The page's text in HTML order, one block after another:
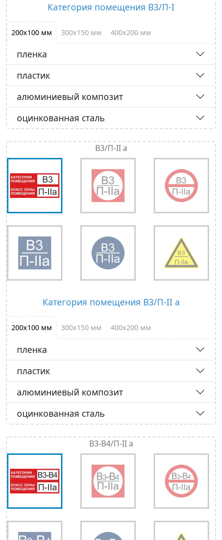
Категория помещения В3/П-I
200х100 мм 300х150 мм 400х200 мм
пленка
пластик
алюминиевый композит
оцинкованная сталь
В3/П-II а
Категория помещения В3/П-II а
200х100 мм 300х150 мм 400х200 мм
пленка
пластик
алюминиевый композит
оцинкованная сталь
В3-В4/П-II а